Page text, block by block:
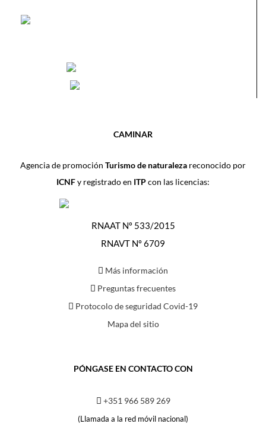
CAMINAR
Agencia de promoción Turismo de naturaleza reconocido por
ICNFy registrado en ITPcon las licencias:
RNAAT Nº 533/2015
RNAVT Nº 6709
Más información
Preguntas frecuentes
Protocolo de seguridad Covid-19
Mapa del sitio
PÓNGASE EN CONTACTO CON
+351 966 589 269
(Llamada a la red móvil nacional)